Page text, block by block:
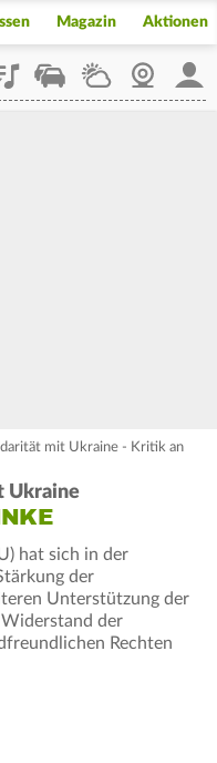
Magazin Aktionen
StaupilotWetterWebcam
mit Ukraine - Kritik an
Ukraine
hat sich in der
der
Unterstützung der
der
Rechten